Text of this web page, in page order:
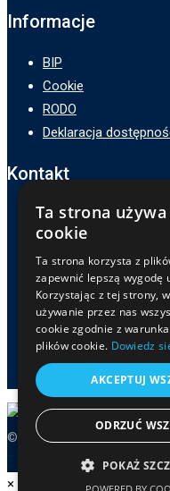
Informacje
BIP
Cookie
RODO
Deklaracja
Kontakt
Adres :
ZSP3 w Zamościu
ul. Hetmana Jana
22-400 Zamość
Telefon :
84 639-81-32
E-mail :
© Copyright ZSP3 Zamość
and ZSP3
×
Ta strona
cookie
Ta strona korzysta z
zapewnić lepszą wygodę
Korzystając z tej strony,
używanie przez nas
cookie zgodnie z
plików cookie. Dowiedz
AKCEPTUJ
ODRZUĆ
POKAŻ